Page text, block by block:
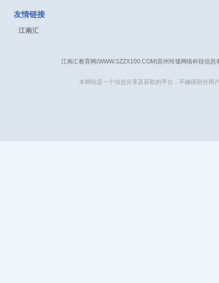
友情链接
江南汇
江南汇教育网(WWW.SZZX100.COM)苏州玲珑网络科技信
本网站是一个信息分享及获取的平台，不确保部分用